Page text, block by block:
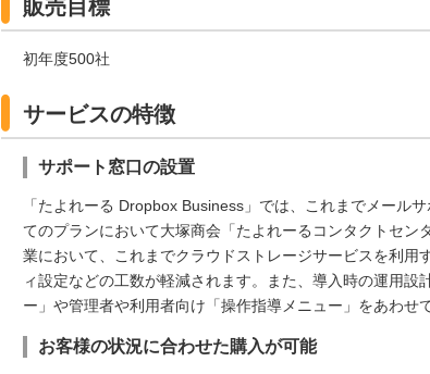
販売目標
初年度500社
サービスの特徴
サポート窓口の設置
「たよれーる Dropbox Business」では、これまでメール
てのプランにおいて大塚商会「たよれーるコンタクトセ
業において、これまでクラウドストレージサービスを利用
ィ設定などの工数が軽減されます。また、導入時の運用設
ー」や管理者や利用者向け「操作指導メニュー」をあわせ
お客様の状況に合わせた購入が可能